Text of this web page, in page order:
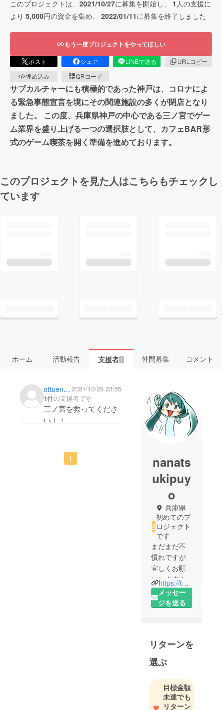
このプロジェクトは、 2021/10/27に募集を開始し、 1 人の支援に
より 5,000円の資金を集め、 2022/01/11に募集を終了しました
もう一度プロジェクトをやってほしい
ポスト シェア LINEで送る
URLコピー
埋め込み
QRコード
サブカルチャーにも積極的であった神戸は、コロナによ
る緊急事態宣言を境にその関連施設の多くが閉店となり
ました。 この度、兵庫県神戸の中心である三ノ宮でゲー
ム業界を盛り上げる一つの選択肢として、カフェBAR形
式のゲーム喫茶を開く準備を進めております。
このプロジェクトを見た人はこちらもチェックし
ています
ホーム 活動報告 支援者 1 仲間募集 コメント
ottuenger 2021/10/28 23:55
1件の支援者です
三ノ宮を救ってくださ
い！！
1
nanats
ukipuy
o
兵庫県
初めてのプ
ロジェクト
です
まだまだ不
慣れですが
宜しくお願
いします！https://twitter.com/AIM_offi
メッセー
ジを送る
リターンを
選ぶ
目標金額
未達でも
リターン